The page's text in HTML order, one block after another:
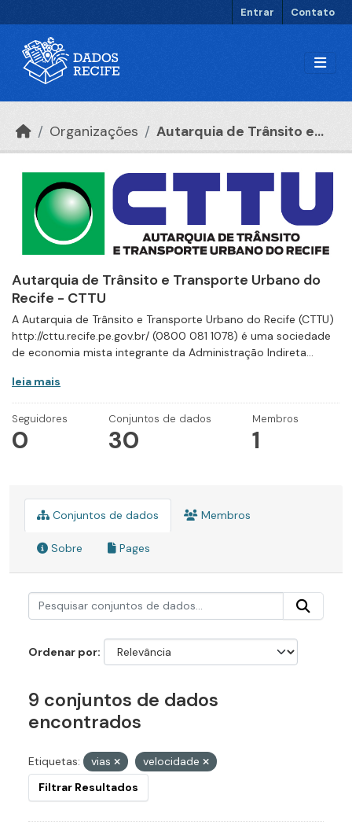
Entrar Contato
Organizações Autarquia de Trânsito e...
Autarquia de Trânsito e Transporte Urbano do
Recife - CTTU
A Autarquia de Trânsito e Transporte Urbano do Recife (CTTU)
http://cttu.recife.pe.gov.br/ (0800 081 1078) é uma sociedade
de economia mista integrante da Administração Indireta...
leia mais
Seguidores
0
Conjuntos de dados
30
Membros
1
Conjuntos de dados Membros
Sobre Pages
Ordenar por
9 conjuntos de dados
encontrados
Etiquetas: vias
velocidade
Filtrar Resultados